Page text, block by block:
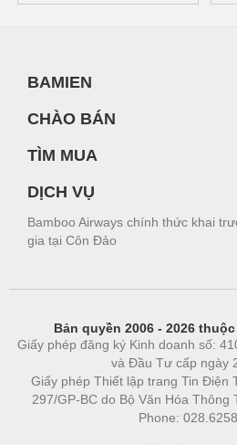
BAMIEN
CHÀO BÁN
TÌM MUA
DỊCH VỤ
Bamboo Airways chính thức khai
gia tại Côn Đảo
Bản quyền 2006 - 2026
Giấy phép đăng ký Kinh doanh số:
và Đầu Tư cấp ngày
Giấy phép Thiết lập trang Tin Điện
297/GP-BC do Bộ Văn Hóa Thông
Phone: